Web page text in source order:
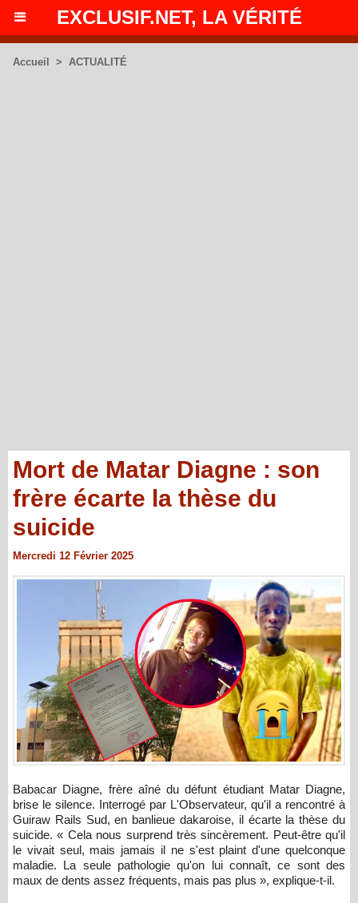
EXCLUSIF.NET, LA VÉRITÉ
Accueil > ACTUALITÉ
Mort de Matar Diagne : son
frère écarte la thèse du
suicide
Mercredi 12 Février 2025
Babacar Diagne, frère aîné du défunt étudiant Matar Diagne,
brise le silence. Interrogé par L'Observateur, qu'il a rencontré à
Guiraw Rails Sud, en banlieue dakaroise, il écarte la thèse du
suicide. « Cela nous surprend très sincèrement. Peut-être qu'il
le vivait seul, mais jamais il ne s'est plaint d'une quelconque
maladie. La seule pathologie qu'on lui connaît, ce sont des
maux de dents assez fréquents, mais pas plus », explique-t-il.